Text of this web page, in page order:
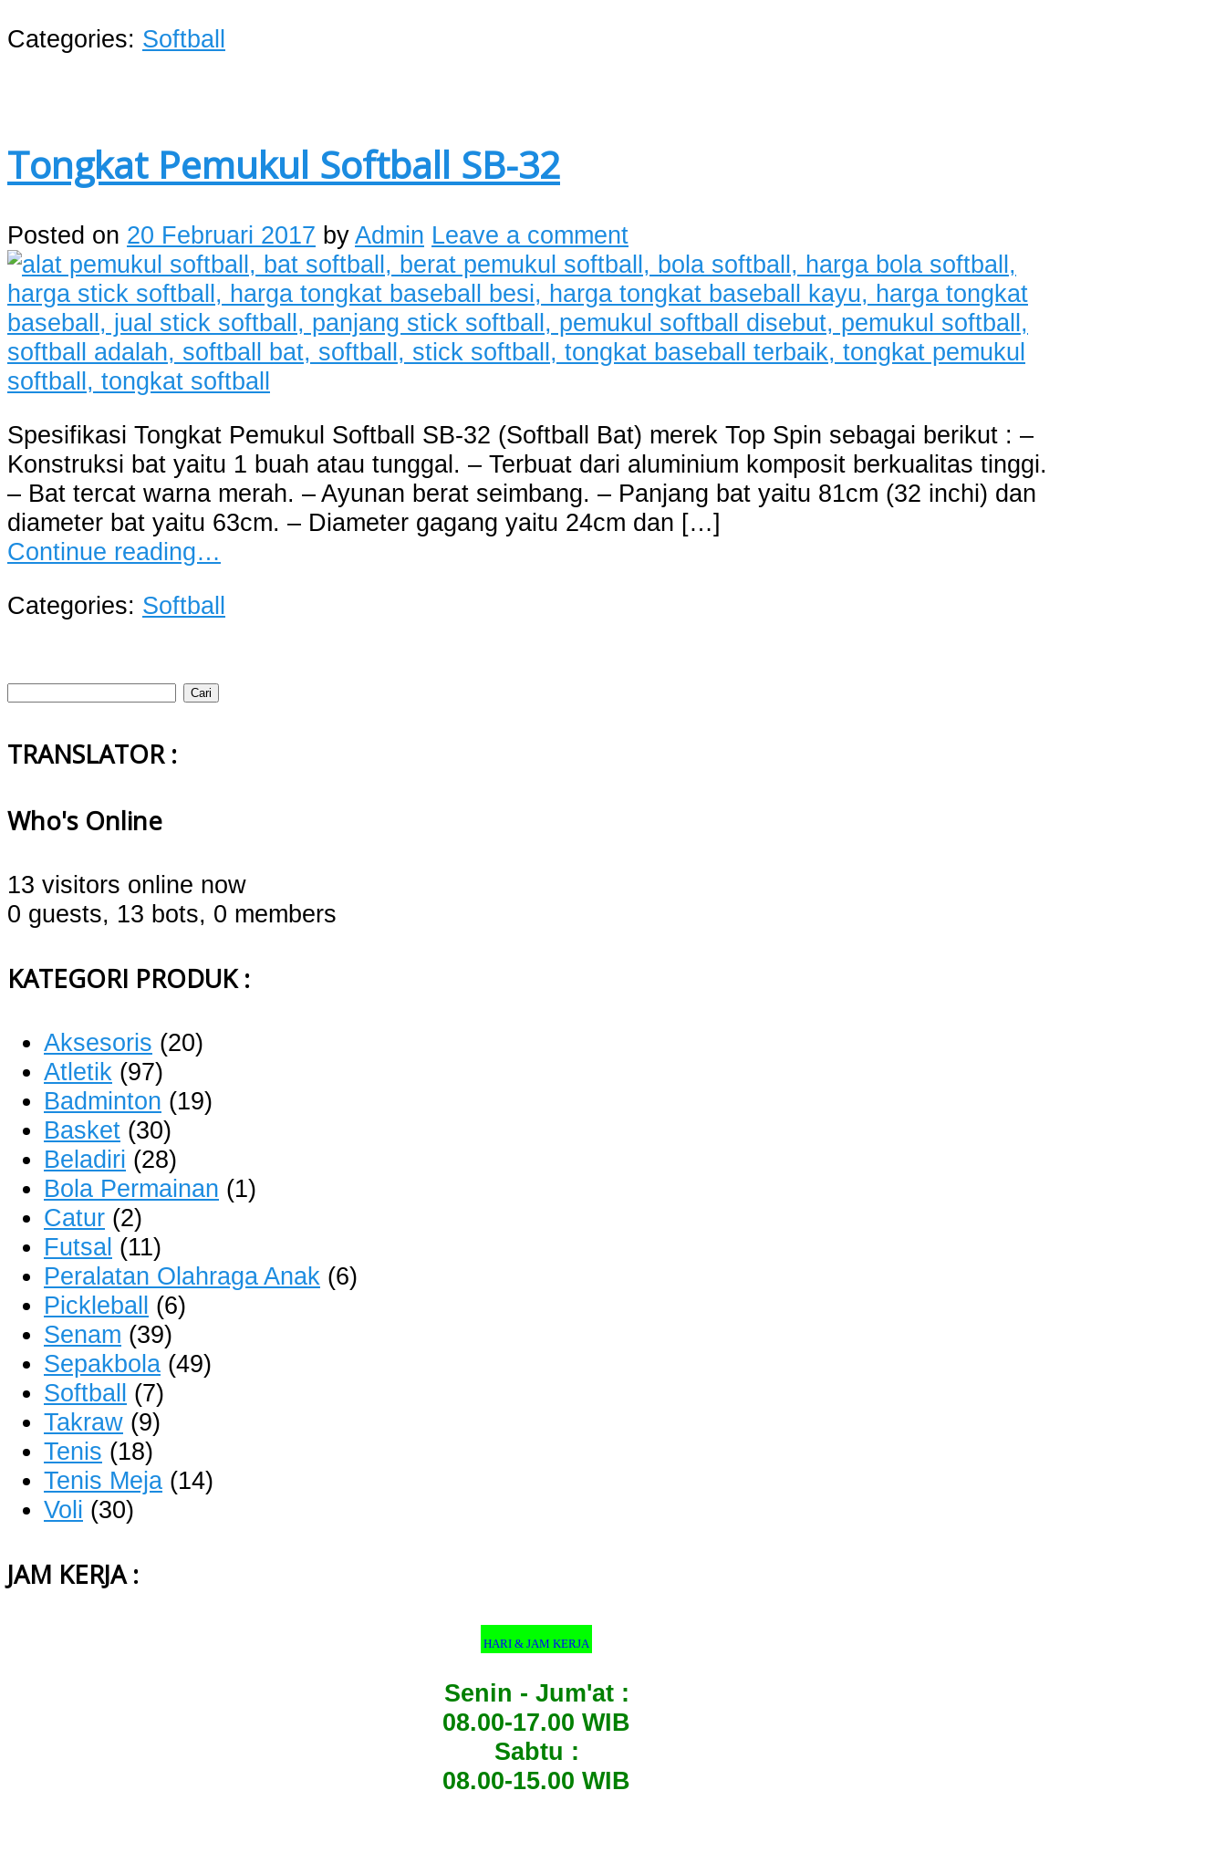
Categories: Softball
Tongkat Pemukul Softball SB-32
Posted on 20 Februari 2017 byAdmin Leave a comment
Spesifikasi Tongkat Pemukul Softball SB-32 (Softball Bat) merek Top Spin sebagai berikut : –
Konstruksi bat yaitu 1 buah atau tunggal. – Terbuat dari aluminium komposit berkualitas tinggi.
– Bat tercat warna merah. – Ayunan berat seimbang. – Panjang bat yaitu 81cm (32 inchi) dan
diameter bat yaitu 63cm. – Diameter gagang yaitu 24cm dan […]
Continue reading…
Categories: Softball
Cari
TRANSLATOR :
Who's Online
13 visitors online now
0 guests, 13 bots, 0 members
KATEGORI PRODUK :
Aksesoris (20)
Atletik (97)
Badminton (19)
Basket (30)
Beladiri (28)
Bola Permainan (1)
Catur (2)
Futsal (11)
Peralatan Olahraga Anak (6)
Pickleball (6)
Senam (39)
Sepakbola (49)
Softball (7)
Takraw (9)
Tenis (18)
Tenis Meja (14)
Voli (30)
JAM KERJA :
HARI & JAM KERJA
Senin - Jum'at :
08.00-17.00 WIB
Sabtu :
08.00-15.00 WIB